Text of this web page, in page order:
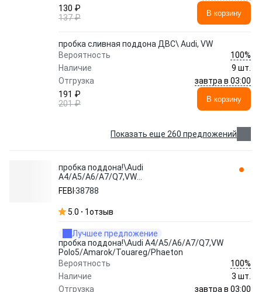
130 ₽
137 ₽
В корзину
пробка сливная поддона ДВС\ Audi, VW
Вероятность
100%
Наличие
9 шт.
Отгрузка
завтра в 03:00
191 ₽
201 ₽
В корзину
Показать еще 260 предложений
пробка поддона!\Audi
A4/A5/A6/A7/Q7,VW
Polo5/Amarok/Touareg/Phaeton 38788
FEBI
FEBI 38788
5.0 1отзыв
Лучшее предложение
пробка поддона!\Audi A4/A5/A6/A7/Q7,VW
Polo5/Amarok/Touareg/Phaeton
Вероятность
100%
Наличие
3 шт.
Отгрузка
завтра в 03:00